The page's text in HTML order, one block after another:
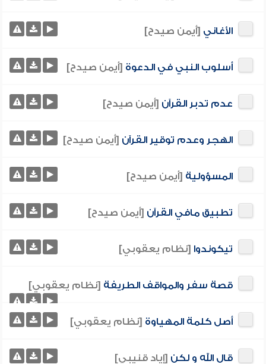
الأغاني [أيمن صيدح]
أسلوب النبي في الدعوة [أيمن صيدح]
عدم تدبر القرآن [أيمن صيدح]
الهجر وعدم توقير القرآن [أيمن صيدح]
المسؤولية [أيمن صيدح]
تطبيق مافي القرآن [أيمن صيدح]
تيكوندوا [نظام يعقوبي]
قصة سفر والمواقف الطريفة [نظام يعقوبي]
أصل كلمة المهياوة [نظام يعقوبي]
قال الله و لكن [إياد قنيبي]